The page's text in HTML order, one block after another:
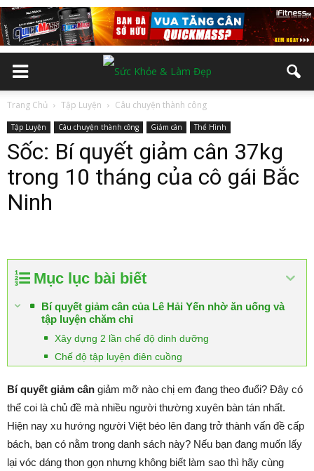
Trang Chủ Tập Luyện Câu chuyện thành công
Tập Luyện Câu chuyện thành công Giảm cân Thể Hình
Sốc: Bí quyết giảm cân 37kg
trong 10 tháng của cô gái Bắc
Ninh
Mục lục bài biết
Bí quyết giảm cân của Lê Hải Yến nhờ ăn uống và
tập luyện chăm chỉ
Xây dựng 2 lần chế độ dinh dưỡng
Chế độ tập luyện điên cuồng
Bí quyết giảm cân giảm mỡ nào chị em đang theo đuổi? Đây có
thể coi là chủ đề mà nhiều người thường xuyên bàn tán nhất.
Hiện nay xu hướng người Việt béo lên đang trở thành vấn đề cấp
bách, bạn có nằm trong danh sách này? Nếu bạn đang muốn lấy
lại vóc dáng thon gọn nhưng không biết làm sao thì hãy cùng